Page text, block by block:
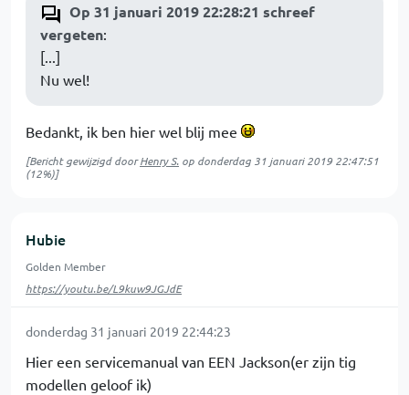
Op 31 januari 2019 22:28:21 schreef
vergeten:
[...]
Nu wel!
Bedankt, ik ben hier wel blij mee
[Bericht gewijzigd doorHenry S. op donderdag 31 januari 2019 22:47:51
(12%)]
Hubie
Golden Member
https://youtu.be/L9kuw9JGJdE
donderdag 31 januari 2019 22:44:23
Hier een servicemanual van EEN Jackson(er zijn tig
modellen geloof ik)